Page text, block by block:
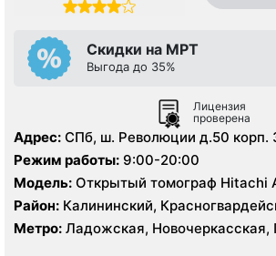
Скидки на МРТ
Выгода до 35%
Лицензия
проверена
Адрес: СПб, ш. Революции д.50 корп.
Режим работы: 9:00-20:00
Модель: Открытый томограф Hitachi
Тесла, УЗИ
Район: Калининский,
Метро: Ладожская,